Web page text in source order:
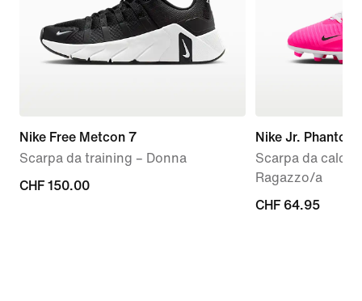
Nike Free Metcon 7
Scarpa da training – Donna
CHF
CHF 150.00
Nike Jr.
Scarpa da
Ragazzo/a
CHF
CHF 64.95